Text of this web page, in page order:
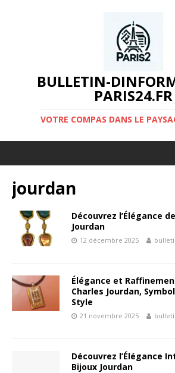
BULLETIN-
PARIS24.FR
VOTRE COMPAS DANS LE
jourdan
Découvrez l’Élégance
Jourdan
12 décembre 2025
Élégance et
Charles Jourdan,
Style
21 novembre 2025
Découvrez l’Élégance
Bijoux Jourdan